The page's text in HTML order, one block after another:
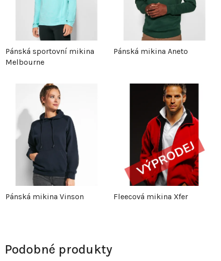
Pánská sportovní mikina
Melbourne
Pánská mikina Aneto
Pánská mikina Vinson Fleecová mikina Xfer
Podobné produkty